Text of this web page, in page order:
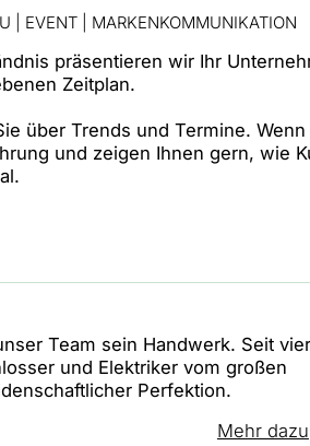
| EVENT | MARKENKOMMUNIKATION
präsentieren wir Ihr
Zeitplan.
über Trends und Termine.
und zeigen Ihnen gern, wie
Team sein Handwerk. Seit
und Elektriker vom großen
Perfektion.
Mehr dazu